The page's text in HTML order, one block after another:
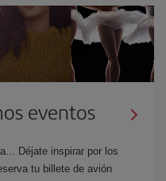
eventos
Déjate inspirar por los
tu billete de avión